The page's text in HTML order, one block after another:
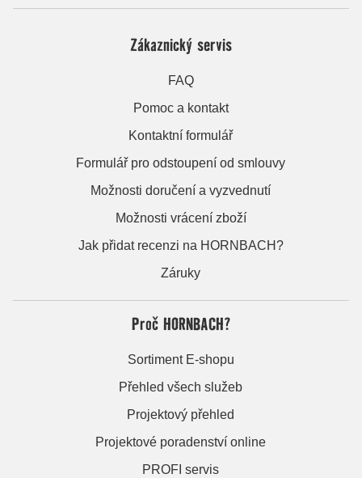
Zákaznický servis
FAQ
Pomoc a kontakt
Kontaktní formulář
Formulář pro odstoupení od smlouvy
Možnosti doručení a vyzvednutí
Možnosti vrácení zboží
Jak přidat recenzi na HORNBACH?
Záruky
Proč HORNBACH?
Sortiment E-shopu
Přehled všech služeb
Projektový přehled
Projektové poradenství online
PROFI servis